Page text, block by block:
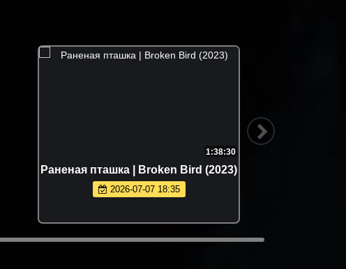
1:38:30
Раненая пташка | Broken Bird (2023)
2026-07-07 18:35